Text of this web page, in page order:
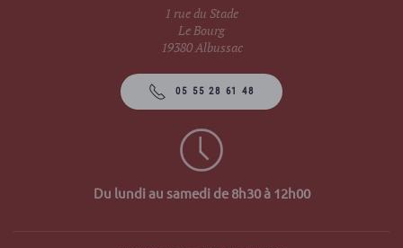
1 rue du Stade
Le Bourg
19380 Albussac
05 55 28 61 48
Du lundi au samedi de 8h30 à 12h00